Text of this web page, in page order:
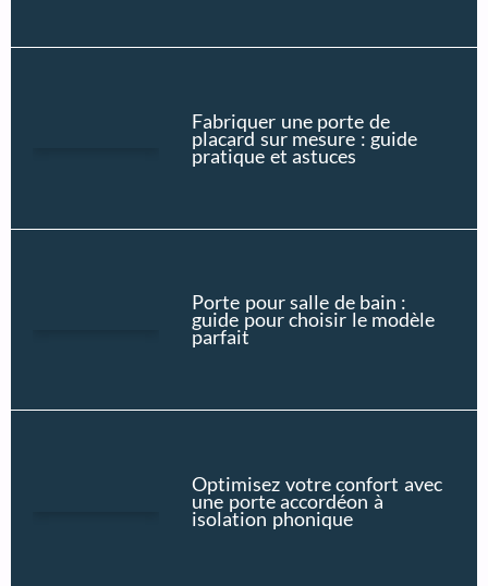
Fabriquer une porte de
placard sur mesure : guide
pratique et astuces
Porte pour salle de bain :
guide pour choisir le modèle
parfait
Optimisez votre confort avec
une porte accordéon à
isolation phonique